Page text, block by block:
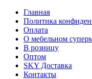
Главная
Политика
Оплата
О мебельном
В розницу
Оптом
SKY Доставка
Контакты